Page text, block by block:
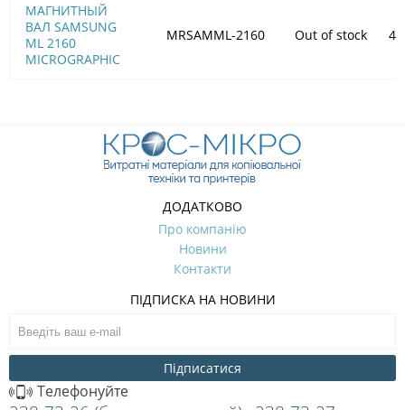
МАГНИТНЫЙ
ВАЛ SAMSUNG
ML 2160
MICROGRAPHIC
MRSAMML-2160 Out of stock
ДОДАТКОВО
Про компанію
Новини
Контакти
ПІДПИСКА НА НОВИНИ
Підписатися
Телефонуйте